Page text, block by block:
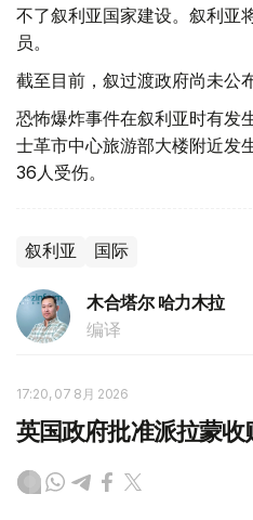
不了叙利亚国家建设。叙利亚
员。
截至目前，叙过渡政府尚未公
恐怖爆炸事件在叙利亚时有发
士革市中心旅游部大楼附近发
36人受伤。
叙利亚 国际
木合塔尔 哈力木拉
编译
17:20, 07 8月 2026
英国政府批准派拉蒙